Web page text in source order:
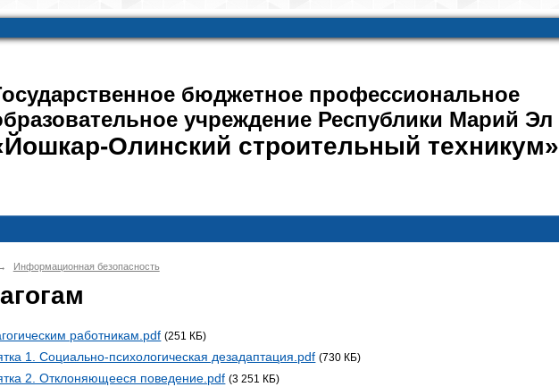
бюджетное профессиональное
учреждение Республики Марий Эл
Олинский строительный техникум»
Информационная безопасность
работникам.pdf (251 КБ)
1. Социально-психологическая дезадаптация.pdf (730 КБ)
2. Отклоняющееся поведение.pdf (3 251 КБ)